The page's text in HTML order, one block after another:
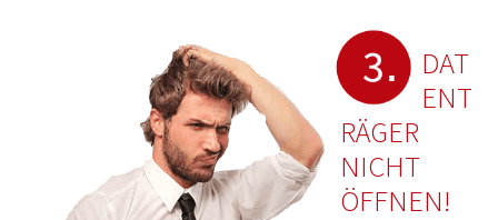
DAT
ENT
RÄGER
NICHT
ÖFFNEN!